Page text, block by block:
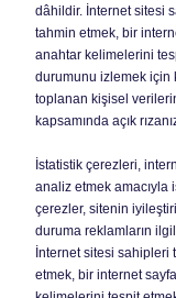
dâhildir. İnternet sitesi
tahmin etmek, bir
anahtar kelimelerini
durumunu izlemek için
toplanan kişisel
kapsamında açık
İstatistik çerezleri,
analiz etmek amacıyla
çerezler, sitenin
duruma reklamların
İnternet sitesi sahipleri
etmek, bir internet